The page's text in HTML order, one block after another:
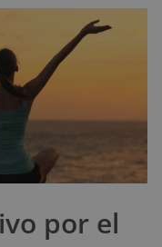
por el